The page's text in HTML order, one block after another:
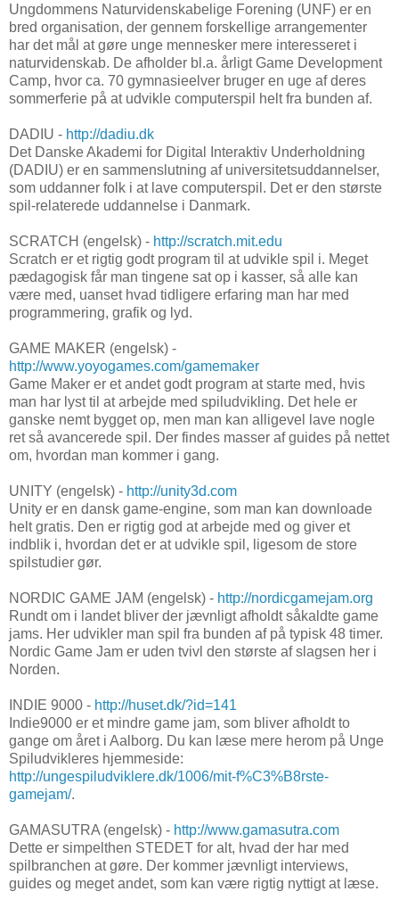
Ungdommens Naturvidenskabelige Forening (UNF) er en
bred organisation, der gennem forskellige arrangementer
har det mål at gøre unge mennesker mere interesseret i
naturvidenskab. De afholder bl.a. årligt Game Development
Camp, hvor ca. 70 gymnasieelver bruger en uge af deres
sommerferie på at udvikle computerspil helt fra bunden af.
DADIU - http://dadiu.dk
Det Danske Akademi for Digital Interaktiv Underholdning
(DADIU) er en sammenslutning af universitetsuddannelser,
som uddanner folk i at lave computerspil. Det er den største
spil-relaterede uddannelse i Danmark.
SCRATCH (engelsk) - http://scratch.mit.edu
Scratch er et rigtig godt program til at udvikle spil i. Meget
pædagogisk får man tingene sat op i kasser, så alle kan
være med, uanset hvad tidligere erfaring man har med
programmering, grafik og lyd.
GAME MAKER (engelsk) -
http://www.yoyogames.com/gamemaker
Game Maker er et andet godt program at starte med, hvis
man har lyst til at arbejde med spiludvikling. Det hele er
ganske nemt bygget op, men man kan alligevel lave nogle
ret så avancerede spil. Der findes masser af guides på nettet
om, hvordan man kommer i gang.
UNITY (engelsk) - http://unity3d.com
Unity er en dansk game-engine, som man kan downloade
helt gratis. Den er rigtig god at arbejde med og giver et
indblik i, hvordan det er at udvikle spil, ligesom de store
spilstudier gør.
NORDIC GAME JAM (engelsk) - http://nordicgamejam.org
Rundt om i landet bliver der jævnligt afholdt såkaldte game
jams. Her udvikler man spil fra bunden af på typisk 48 timer.
Nordic Game Jam er uden tvivl den største af slagsen her i
Norden.
INDIE 9000 - http://huset.dk/?id=141
Indie9000 er et mindre game jam, som bliver afholdt to
gange om året i Aalborg. Du kan læse mere herom på Unge
Spiludvikleres hjemmeside:
http://ungespiludviklere.dk/1006/mit-f%C3%B8rste-
gamejam/.
GAMASUTRA (engelsk) - http://www.gamasutra.com
Dette er simpelthen STEDET for alt, hvad der har med
spilbranchen at gøre. Der kommer jævnligt interviews,
guides og meget andet, som kan være rigtig nyttigt at læse.